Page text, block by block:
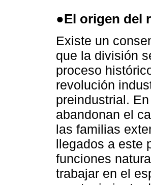
●El origen del
Existe un
que la división
proceso
revolución
preindustrial.
abandonan el
las familias
llegados a este
funciones
trabajar en el